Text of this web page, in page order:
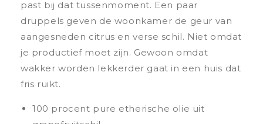
past bij dat tussenmoment. Een paar
druppels geven de woonkamer de geur van
aangesneden citrus en verse schil. Niet omdat
je productief moet zijn. Gewoon omdat
wakker worden lekkerder gaat in een huis dat
fris ruikt.
100 procent pure etherische olie uit